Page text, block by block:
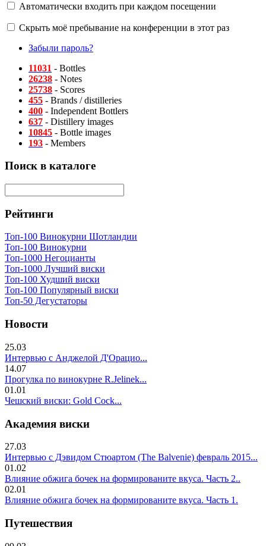
Автоматически входить при каждом посещении
Скрыть моё пребывание на конференции в этот раз
Забыли пароль?
11031 - Bottles
26238 - Notes
25738 - Scores
455 - Brands / distilleries
400 - Independent Bottlers
637 - Distillery images
10845 - Bottle images
193 - Members
Поиск в каталоге
Рейтинги
Топ-100 Винокурни Шотландии
Топ-100 Винокурни
Топ-1000 Негоцианты
Топ-1000 Лучший виски
Топ-100 Худший виски
Топ-100 Популярный виски
Топ-50 Дегустаторы
Новости
25.03
Интервью с Анджелой Д'Орацио...
14.07
Прогулка по винокурне R.Jelinek...
01.01
Чешский виски: Gold Cock...
Академия виски
27.03
Интервью с Дэвидом Стюартом (The Balvenie) февраль 2015...
01.02
Влияние обжига бочек на формированите вкуса. Часть 2..
02.01
Влияние обжига бочек на формированите вкуса. Часть 1.
Путешествия